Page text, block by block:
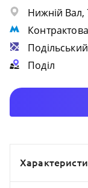
Нижній Вал,
Поділ